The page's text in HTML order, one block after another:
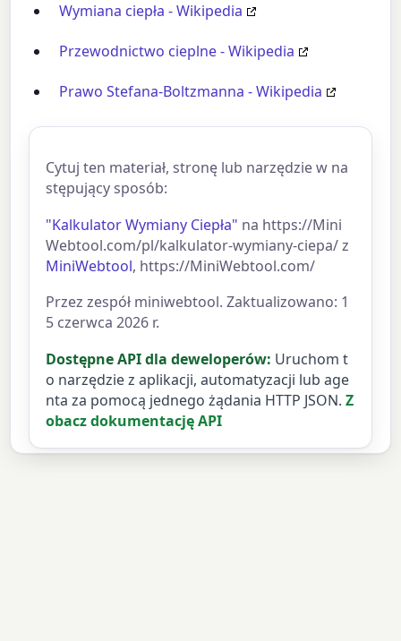
Wymiana ciepła - Wikipedia
Przewodnictwo cieplne - Wikipedia
Prawo Stefana-Boltzmanna - Wikipedia
Cytuj ten materiał, stronę lub narzędzie w na
stępujący sposób:
"Kalkulator Wymiany Ciepła" na https://Mini
Webtool.com/pl/kalkulator-wymiany-ciepa/ z
MiniWebtool, https://MiniWebtool.com/
Przez zespół miniwebtool. Zaktualizowano: 1
5 czerwca 2026 r.
Dostępne API dla deweloperów: Uruchom t
o narzędzie z aplikacji, automatyzacji lub age
nta za pomocą jednego żądania HTTP JSON. Z
obacz dokumentację API